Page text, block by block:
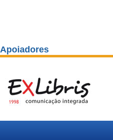
Apoiadores